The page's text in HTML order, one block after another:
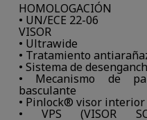
HOMOLOGACIÓN
• UN/ECE 22-06
VISOR
• Ultrawide
• Tratamiento
• Sistema de
• Mecanismo de
basculante
• Pinlock® visor
• VPS (VISOR